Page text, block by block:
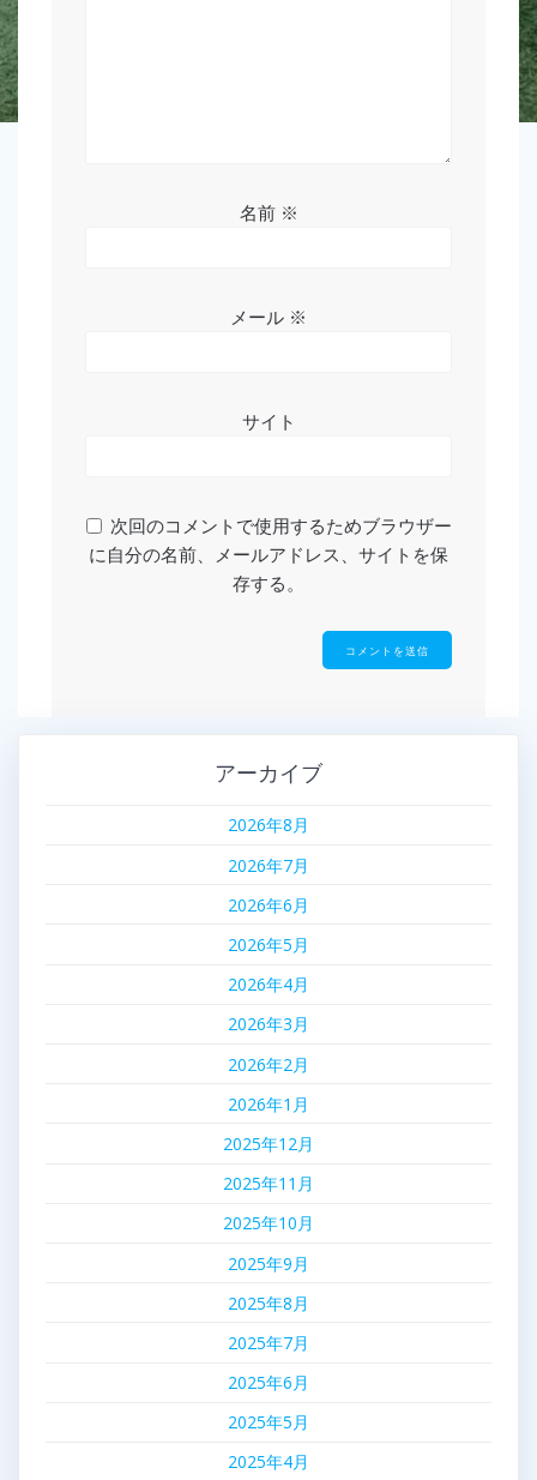
名前 ※
メール ※
サイト
次回のコメントで使用するためブラウザー
に自分の名前、メールアドレス、サイトを保
存する。
アーカイブ
2026年8月
2026年7月
2026年6月
2026年5月
2026年4月
2026年3月
2026年2月
2026年1月
2025年12月
2025年11月
2025年10月
2025年9月
2025年8月
2025年7月
2025年6月
2025年5月
2025年4月